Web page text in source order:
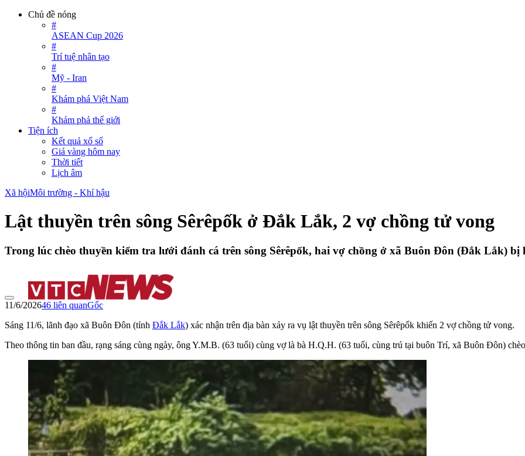
Chủ đề nóng
#
ASEAN Cup 2026
#
Trí tuệ nhân tạo
#
Mỹ - Iran
#
Khám phá Việt Nam
#
Khám phá thế giới
Tiện ích
Kết quả xổ số
Giá vàng hôm nay
Thời tiết
Lịch âm
Xã hộiMôi trường - Khí hậu
Lật thuyền trên sông Sêrêpốk ở Đắk Lắk, 2 vợ chồng tử vong
Trong lúc chèo thuyền kiểm tra lưới đánh cá trên sông Sêrêpốk, hai vợ chồng ở xã Buôn Đôn (Đắk Lắk)
11/6/202646 liên quanGốc
Sáng 11/6, lãnh đạo xã Buôn Đôn (tỉnh Đắk Lắk) xác nhận trên địa bàn xảy ra vụ lật thuyền trên sông Sêrêpốk khiến 2 vợ chồng tử vong.
Theo thông tin ban đầu, rạng sáng cùng ngày, ông Y.M.B. (63 tuổi) cùng vợ là bà H.Q.H. (63 tuổi, cùng trú tại buôn Trí, xã Buôn Đôn)